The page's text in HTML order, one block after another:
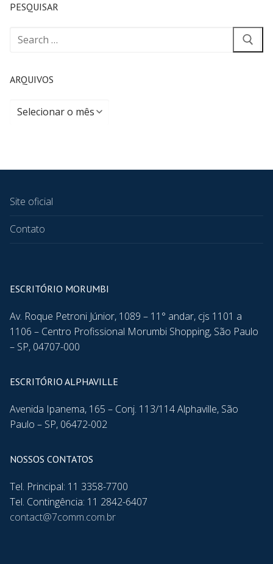
PESQUISAR
ARQUIVOS
Site oficial
Contato
ESCRITÓRIO MORUMBI
Av. Roque Petroni Júnior, 1089 – 11° andar, cjs 1101 a
1106 – Centro Profissional Morumbi Shopping, São Paulo
– SP, 04707-000
ESCRITÓRIO ALPHAVILLE
Avenida Ipanema, 165 – Conj. 113/114 Alphaville, São
Paulo – SP, 06472-002
NOSSOS CONTATOS
Tel. Principal: 11 3358-7700
Tel. Contingência: 11 2842-6407
contact@7comm.com.br